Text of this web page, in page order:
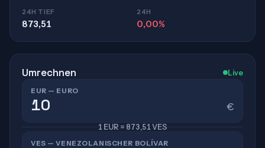
24H TIEF
873,51
24H
0,00%
Umrechnen Live
EUR — EURO
€
1 EUR = 873,51 VES
VES — VENEZOLANISCHER BOLÍVAR